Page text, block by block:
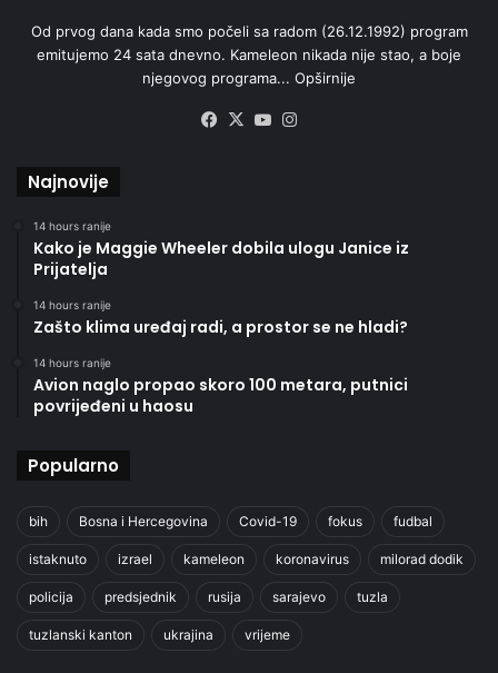
Od prvog dana kada smo počeli sa radom (26.12.1992) program
emitujemo 24 sata dnevno. Kameleon nikada nije stao, a boje
njegovog programa... Opširnije
Facebook
X YouTube
Najnovije
14 hours ranije
Kako je Maggie Wheeler dobila ulogu Janice iz
Prijatelja
14 hours ranije
Zašto klima uređaj radi, a prostor se ne hladi?
14 hours ranije
Avion naglo propao skoro 100 metara, putnici
povrijeđeni u haosu
Popularno
bih Bosna i Hercegovina Covid-19 fokus fudbal
istaknuto izrael kameleon koronavirus milorad dodik
policija predsjednik rusija sarajevo tuzla
tuzlanski kanton ukrajina vrijeme